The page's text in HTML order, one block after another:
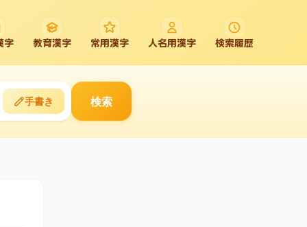
字 教育漢字 常用漢字 人名用漢字 検索履歴
手書き 検索